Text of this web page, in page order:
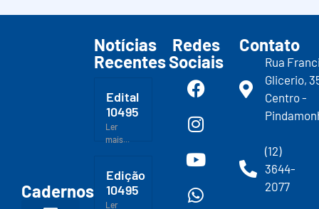
Cadernos
Notícias
Recentes
Edital
10495
Ler
mais...
Edição
10495
Ler
Redes
Sociais
Contato
Rua
Glicerio,
Centro -
(12)
3644-
2077